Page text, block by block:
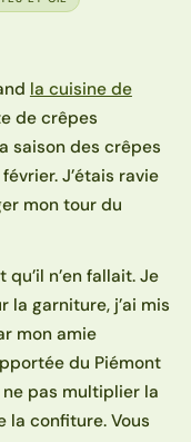
la cuisine de
de crêpes
saison des crêpes
J’étais ravie
mon tour du
n’en fallait. Je
la garniture, j’ai mis
mon amie
du Piémont
ne pas multiplier la
la confiture. Vous